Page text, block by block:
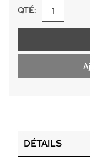
QTÉ:
DÉTAILS